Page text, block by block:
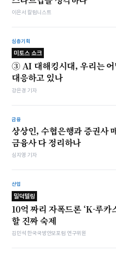
이은서 칼럼니스트
심층기획
미토스 쇼크
③ AI 대해킹시대, 우리는 어
대응하고 있나
강은경 기자
금융
상상인, 수협은행과 증권사
금융사 다 정리하나
심지영 기자
산업
밀덕텔링
10억 짜리 자폭드론 ‘K-루카
할 진짜 숙제
김민석 한국국방안보포럼 연구위원